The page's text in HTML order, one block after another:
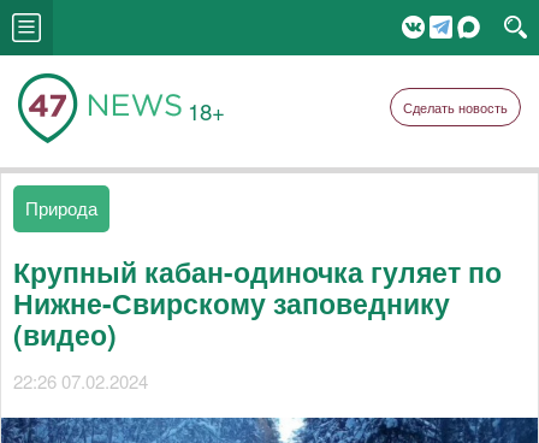
18+ Сделать новость
Природа
Крупный кабан-одиночка гуляет по
Нижне-Свирскому заповеднику
(видео)
22:26 07.02.2024